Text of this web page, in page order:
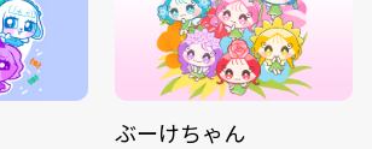
ぶーけちゃん